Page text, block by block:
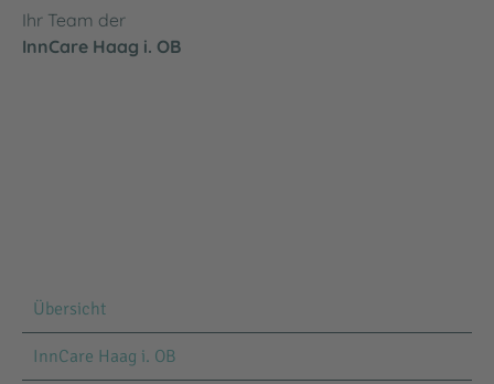
Ihr Team der
InnCare Haag i. OB
Übersicht
InnCare Haag i. OB